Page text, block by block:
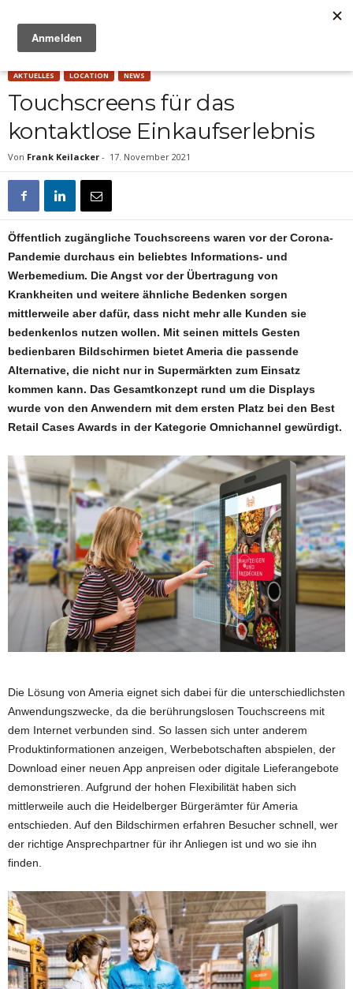
AKTUELLES LOCATION NEWS
Touchscreens für das
kontaktlose Einkaufserlebnis
Von Frank Keilacker - 17. November 2021
Öffentlich zugängliche Touchscreens waren vor der Corona-
Pandemie durchaus ein beliebtes Informations- und
Werbemedium. Die Angst vor der Übertragung von
Krankheiten und weitere ähnliche Bedenken sorgen
mittlerweile aber dafür, dass nicht mehr alle Kunden sie
bedenkenlos nutzen wollen. Mit seinen mittels Gesten
bedienbaren Bildschirmen bietet Ameria die passende
Alternative, die nicht nur in Supermärkten zum Einsatz
kommen kann. Das Gesamtkonzept rund um die Displays
wurde von den Anwendern mit dem ersten Platz bei den Best
Retail Cases Awards in der Kategorie Omnichannel gewürdigt.
Die Lösung von Ameria eignet sich dabei für die unterschiedlichsten
Anwendungszwecke, da die berührungslosen Touchscreens mit
dem Internet verbunden sind. So lassen sich unter anderem
Produktinformationen anzeigen, Werbebotschaften abspielen, der
Download einer neuen App anpreisen oder digitale Lieferangebote
demonstrieren. Aufgrund der hohen Flexibilität haben sich
mittlerweile auch die Heidelberger Bürgerämter für Ameria
entschieden. Auf den Bildschirmen erfahren Besucher schnell, wer
der richtige Ansprechpartner für ihr Anliegen ist und wo sie ihn
finden.